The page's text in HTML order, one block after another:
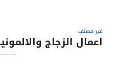
غير مصنف
اعمال الزجاج